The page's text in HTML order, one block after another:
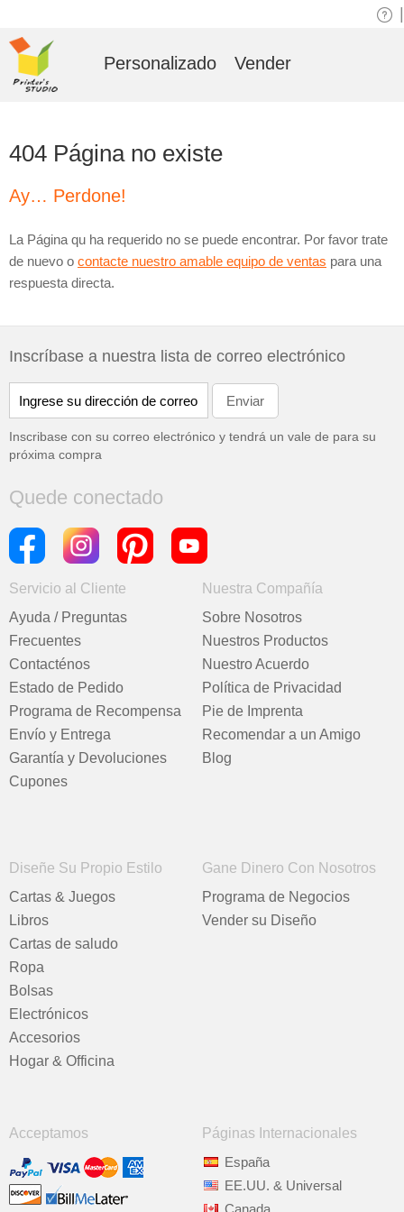
404 Página no existe
Ay… Perdone!
La Página qu ha requerido no se puede encontrar. Por favor trate
de nuevo o contacte nuestro amable equipo de ventas para una
respuesta directa.
Inscríbase a nuestra lista de correo electrónico
Inscribase con su correo electrónico y tendrá un vale de para su
próxima compra
Quede conectado
Servicio al Cliente
Ayuda / Preguntas
Frecuentes
Contacténos
Estado de Pedido
Programa de Recompensa
Envío y Entrega
Garantía y Devoluciones
Cupones
Nuestra Compañía
Sobre Nosotros
Nuestros Productos
Nuestro Acuerdo
Política de Privacidad
Pie de Imprenta
Recomendar a un Amigo
Blog
Diseñe Su Propio Estilo
Cartas & Juegos
Libros
Cartas de saludo
Ropa
Bolsas
Electrónicos
Accesorios
Hogar & Officina
Gane Dinero Con Nosotros
Programa de Negocios
Vender su Diseño
Acceptamos
Páginas Internacionales
España
EE.UU. & Universal
Canada
Personalizado Vender